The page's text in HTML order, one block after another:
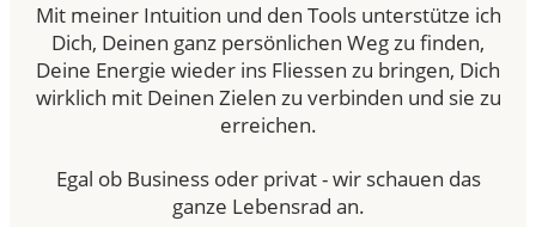
Mit meiner Intuition und den Tools unterstütze ich
Dich, Deinen ganz persönlichen Weg zu finden,
Deine Energie wieder ins Fliessen zu bringen, Dich
wirklich mit Deinen Zielen zu verbinden und sie zu
erreichen.
Egal ob Business oder privat - wir schauen das
ganze Lebensrad an.